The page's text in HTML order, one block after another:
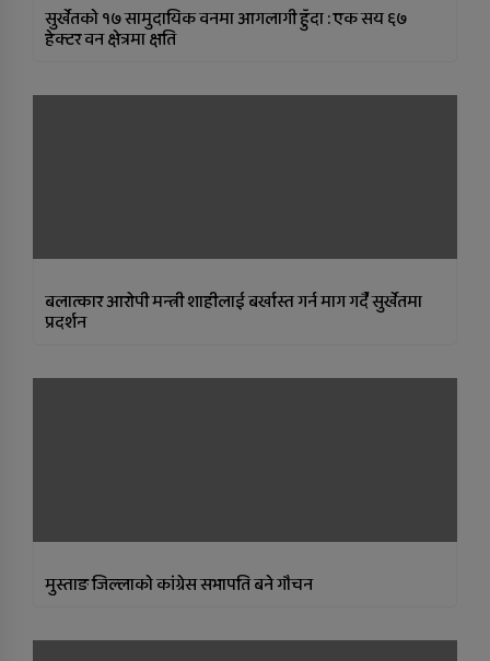
सुर्खेतकाे १७ सामुदायिक वनमा आगलागी हुँदा : एक सय ६७
हेक्टर वन क्षेत्रमा क्षति
बलात्कार आरोपी मन्त्री शाहीलाई बर्खास्त गर्न माग गर्दै सुर्खेतमा
प्रदर्शन
मुस्ताङ जिल्लाकाे कांग्रेस सभापति बने गौचन